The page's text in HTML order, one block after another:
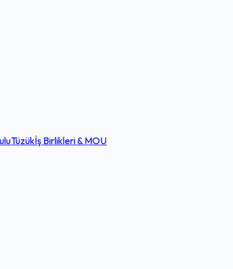
Tüzükİş Birlikleri & MOU